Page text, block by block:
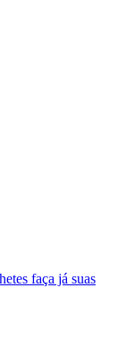
faça já suas